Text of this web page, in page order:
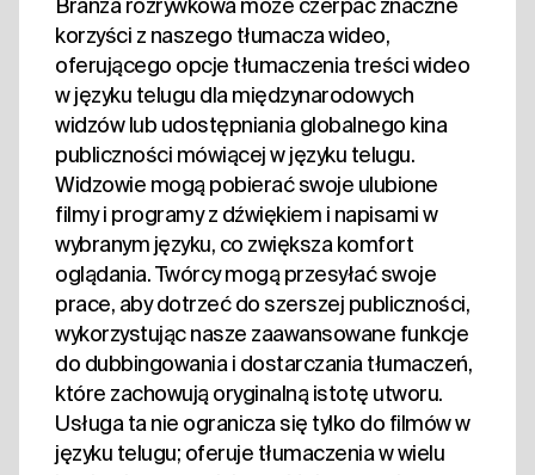
Branża rozrywkowa może czerpać znaczne
korzyści z naszego tłumacza wideo,
oferującego opcje tłumaczenia treści wideo
w języku telugu dla międzynarodowych
widzów lub udostępniania globalnego kina
publiczności mówiącej w języku telugu.
Widzowie mogą pobierać swoje ulubione
filmy i programy z dźwiękiem i napisami w
wybranym języku, co zwiększa komfort
oglądania. Twórcy mogą przesyłać swoje
prace, aby dotrzeć do szerszej publiczności,
wykorzystując nasze zaawansowane funkcje
do dubbingowania i dostarczania tłumaczeń,
które zachowują oryginalną istotę utworu.
Usługa ta nie ogranicza się tylko do filmów w
języku telugu; oferuje tłumaczenia w wielu